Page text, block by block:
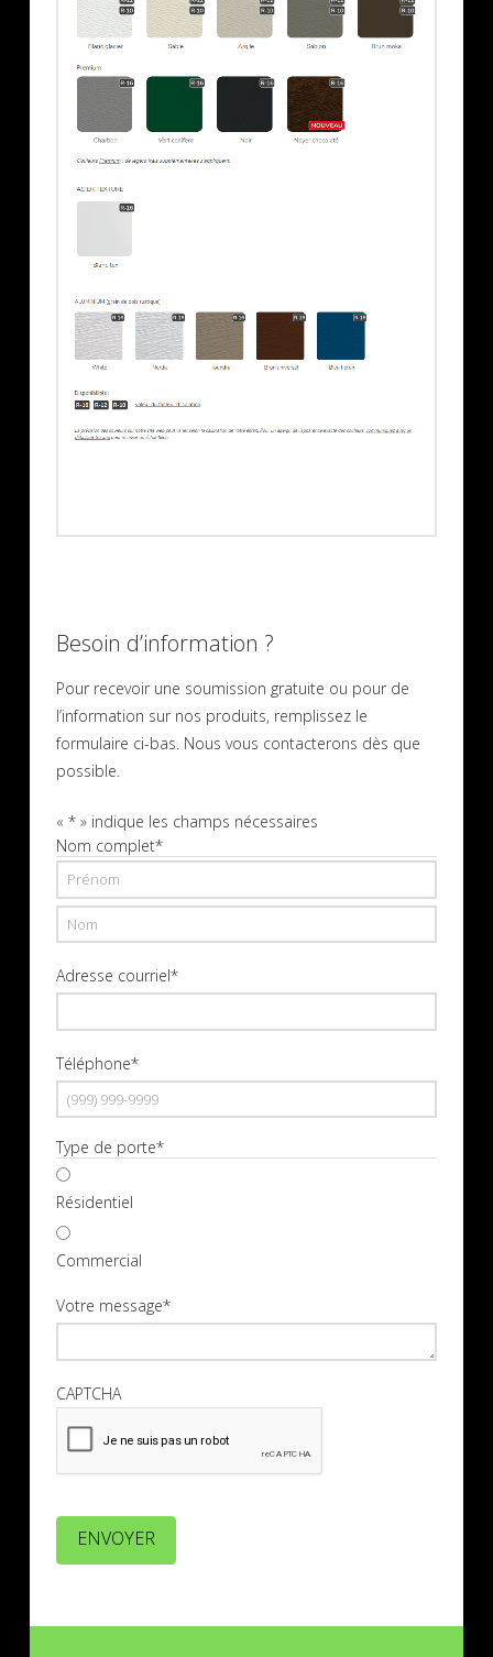
Besoin d’information ?
Pour recevoir une soumission gratuite ou pour de
l’information sur nos produits, remplissez le
formulaire ci-bas. Nous vous contacterons dès que
possible.
« *» indique les champs nécessaires
Nom complet*
Prénom
Adresse courriel*
Téléphone*
Type de porte*
Résidentiel
Commercial
Votre message*
CAPTCHA
ENVOYER